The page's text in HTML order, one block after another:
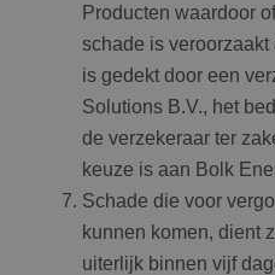
Producten waardoor
schade is
is gedekt door een
Solutions B.V., het
de verzekeraar ter
keuze is aan Bolk
Schade die voor
kunnen komen, dient
uiterlijk binnen vijf